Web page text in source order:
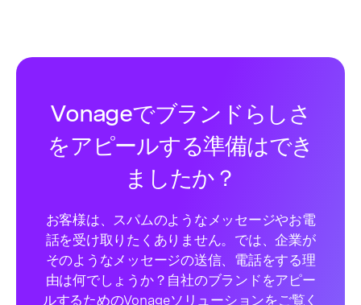
Vonageでブランドらしさ
をアピールする準備はでき
ましたか？
お客様は、スパムのようなメッセージやお電
話を受け取りたくありません。では、企業が
そのようなメッセージの送信、電話をする理
由は何でしょうか？自社のブランドをアピー
ルするためのVonageソリューションをご覧く